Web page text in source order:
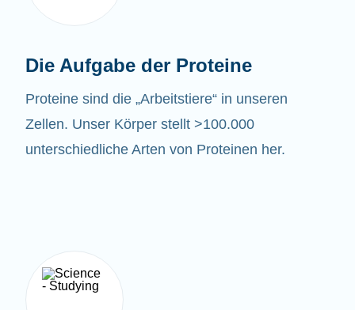
Die Aufgabe der Proteine
Proteine sind die „Arbeitstiere“ in unseren
Zellen. Unser Körper stellt >100.000
unterschiedliche Arten von Proteinen her.